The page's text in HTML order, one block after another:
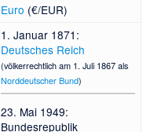
Euro (€/EUR)
1. Januar 1871:
Deutsches Reich
(völkerrechtlich am 1. Juli 1867 als
Norddeutscher Bund)
23. Mai 1949:
Bundesrepublik